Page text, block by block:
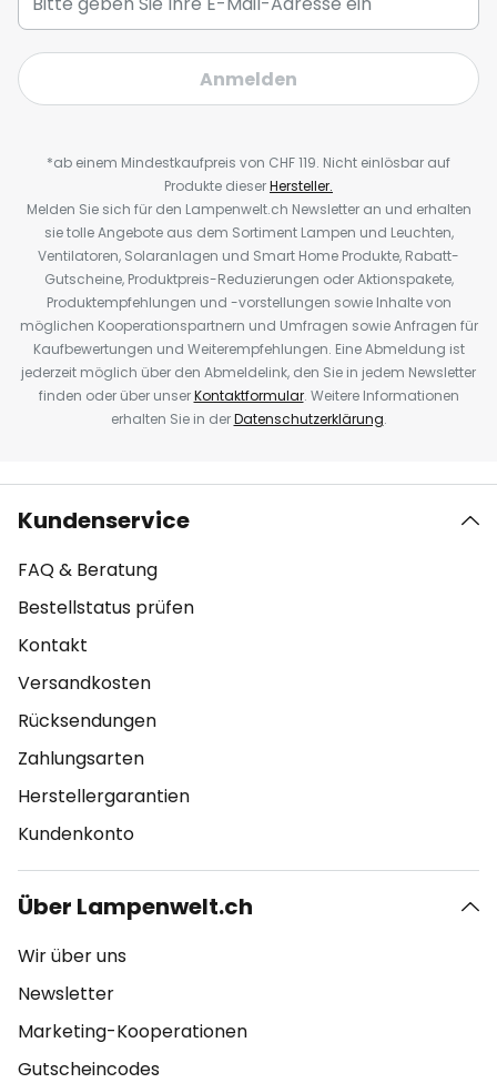
Anmelden
*ab einem Mindestkaufpreis von CHF 119. Nicht einlösbar auf
Produkte dieserHersteller.
Melden Sie sich für den Lampenwelt.ch Newsletter an und erhalten
sie tolle Angebote aus dem Sortiment Lampen und Leuchten,
Ventilatoren, Solaranlagen und Smart Home Produkte, Rabatt-
Gutscheine, Produktpreis-Reduzierungen oder Aktionspakete,
Produktempfehlungen und -vorstellungen sowie Inhalte von
möglichen Kooperationspartnern und Umfragen sowie Anfragen für
Kaufbewertungen und Weiterempfehlungen. Eine Abmeldung ist
jederzeit möglich über den Abmeldelink, den Sie in jedem Newsletter
finden oder über unserKontaktformular. Weitere Informationen
erhalten Sie in derDatenschutzerklärung.
Kundenservice
FAQ & Beratung
Bestellstatus prüfen
Kontakt
Versandkosten
Rücksendungen
Zahlungsarten
Herstellergarantien
Kundenkonto
Über Lampenwelt.ch
Wir über uns
Newsletter
Marketing-Kooperationen
Gutscheincodes